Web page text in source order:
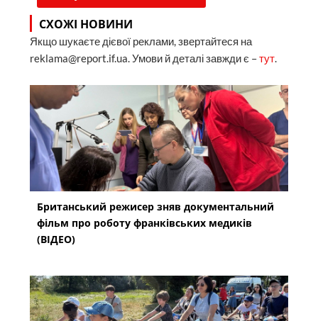
СХОЖІ НОВИНИ
Якщо шукаєте дієвої реклами, звертайтеся на
reklama@report.if.ua. Умови й деталі завжди є –тут.
Британський режисер зняв документальний
фільм про роботу франківських медиків
(ВІДЕО)